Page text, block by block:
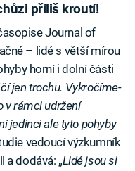
příliš kroutí!
Journal of
– lidé s větší mírou
horní i dolní části
jen trochu. Vykročíme-
v rámci udržení
jedinci ale tyto pohyby
vedoucí výzkumník
a dodává: „Lidé jsou si